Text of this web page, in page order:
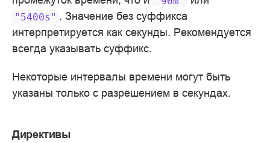
"5400s" . Значение без суффикса
интерпретируется как секунды. Рекомендуется
всегда указывать суффикс.
Некоторые интервалы времени могут быть
указаны только с разрешением в секундах.
Директивы